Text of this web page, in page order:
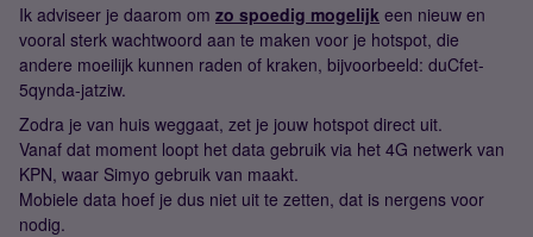
Ik adviseer je daarom om zo spoedig mogelijk een nieuw en
vooral sterk wachtwoord aan te maken voor je hotspot, die
andere moeilijk kunnen raden of kraken, bijvoorbeeld: duCfet-
5qynda-jatziw.
Zodra je van huis weggaat, zet je jouw hotspot direct uit.
Vanaf dat moment loopt het data gebruik via het 4G netwerk van
KPN, waar Simyo gebruik van maakt.
Mobiele data hoef je dus niet uit te zetten, dat is nergens voor
nodig.